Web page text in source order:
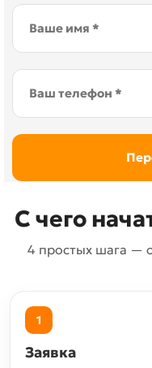
С чего
4 простых шага —
1
Заявка